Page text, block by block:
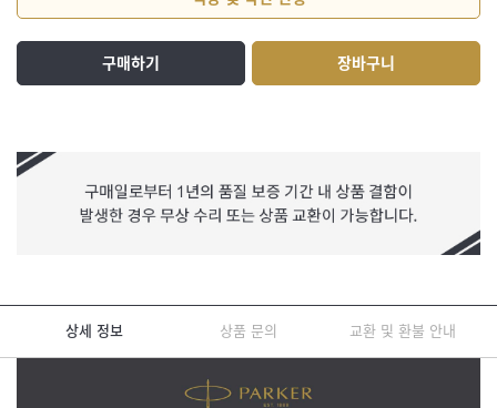
구매하기 장바구니
상세 정보 상품 문의 교환 및 환불 안내